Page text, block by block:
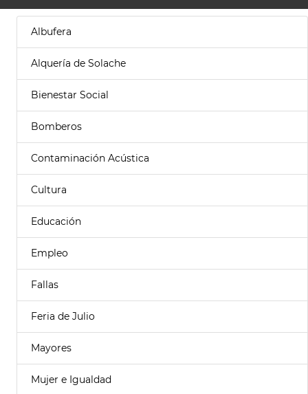
Albufera
Alquería de Solache
Bienestar Social
Bomberos
Contaminación Acústica
Cultura
Educación
Empleo
Fallas
Feria de Julio
Mayores
Mujer e Igualdad